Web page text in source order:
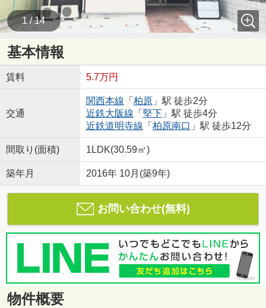
1 / 14
基本情報
賃料 5.7万円
交通
関西本線 「 柏原」駅 徒歩2分
近鉄大阪線 「 堅下」駅 徒歩4分
近鉄道明寺線 「 柏原南口 」駅 徒歩12分
間取り(面積) 1LDK(30.59㎡)
築年月 2016年 10月(築9年)
お問い合わせ(無料)
物件概要